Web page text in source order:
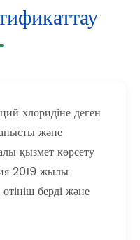
хлоридіне деген
және
қызмет көрсету
2019 жылы
берді және